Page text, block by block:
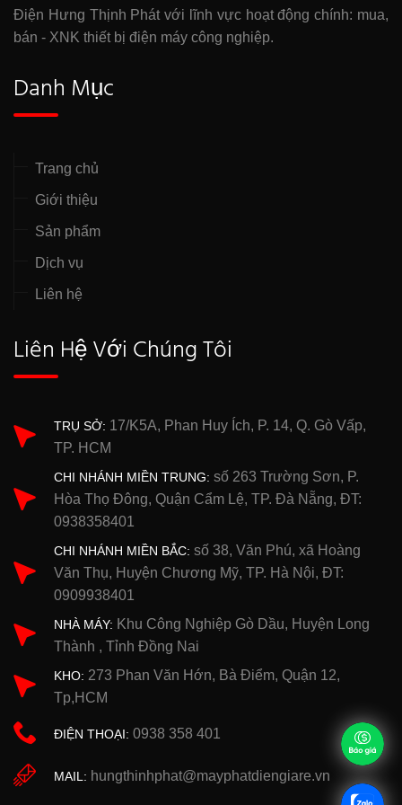
Điện Hưng Thịnh Phát với lĩnh vực hoạt động chính: mua,
bán - XNK thiết bị điện máy công nghiệp.
Danh Mục
Trang chủ
Giới thiệu
Sản phẩm
Dịch vụ
Liên hệ
Liên Hệ Với Chúng Tôi
TRỤ SỞ: 17/K5A, Phan Huy Ích, P. 14, Q. Gò Vấp,
TP. HCM
CHI NHÁNH MIỀN TRUNG: số 263 Trường Sơn, P.
Hòa Thọ Đông, Quận Cẩm Lệ, TP. Đà Nẵng, ĐT:
0938358401
CHI NHÁNH MIỀN BẮC: số 38, Văn Phú, xã Hoàng
Văn Thụ, Huyện Chương Mỹ, TP. Hà Nội, ĐT:
0909938401
NHÀ MÁY: Khu Công Nghiệp Gò Dầu, Huyện Long
Thành , Tỉnh Đồng Nai
KHO: 273 Phan Văn Hớn, Bà Điểm, Quận 12,
Tp,HCM
ĐIỆN THOẠI: 0938 358 401
MAIL: hungthinhphat@mayphatdiengiare.vn